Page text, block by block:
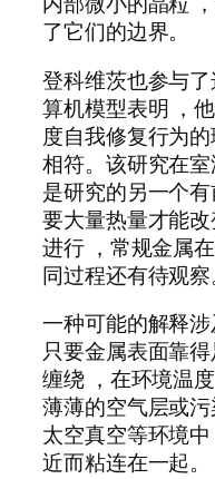
了它们的边界。
登科维茨也参与
算机模型表明 ，
度自我修复行为
相符。该研究在
是研究的另一个
要大量热量才能
进行 ，常规金属
同过程还有待观察
一种可能的解释
只要金属表面靠
缠绕 ，在环境温
薄薄的空气层或
太空真空等环境
近而粘连在一起。